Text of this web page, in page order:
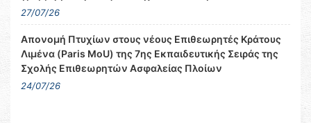
27/07/26
Απονομή Πτυχίων στους νέους Επιθεωρητές Κράτους
Λιμένα (Paris MoU) της 7ης Εκπαιδευτικής Σειράς της
Σχολής Επιθεωρητών Ασφαλείας Πλοίων
24/07/26